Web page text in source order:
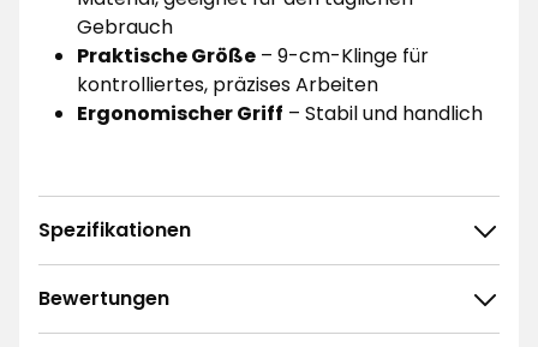
Gebrauch
Praktische Größe – 9-cm-Klinge für
kontrolliertes, präzises Arbeiten
Ergonomischer Griff – Stabil und handlich
Spezifikationen
Bewertungen